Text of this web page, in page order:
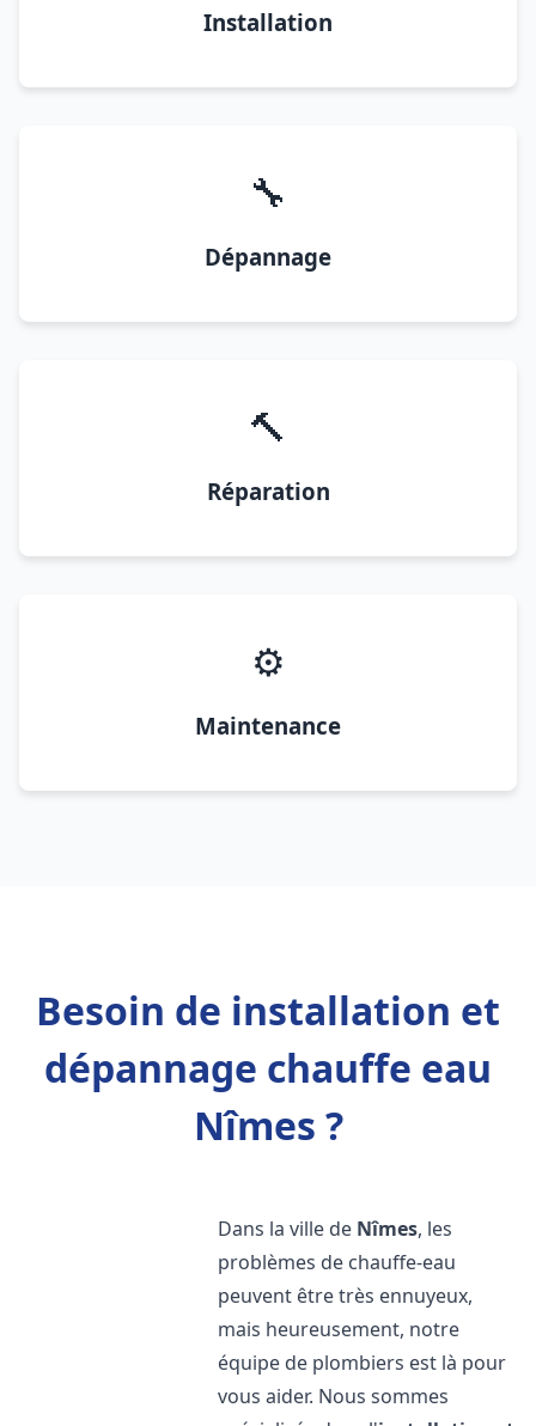
Installation
🔧
Dépannage
🔨
Réparation
⚙️
Maintenance
Besoin de installation et
dépannage chauffe eau
Nîmes ?
Dans la ville de Nîmes, les
problèmes de chauffe-eau
peuvent être très ennuyeux,
mais heureusement, notre
équipe de plombiers est là pour
vous aider. Nous sommes